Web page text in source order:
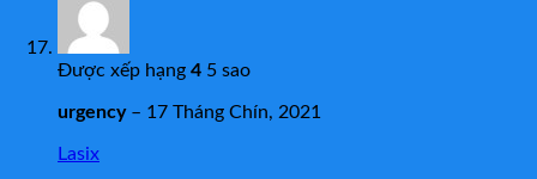
Được xếp hạng 4 5 sao
urgency – 17 Tháng Chín, 2021
Lasix